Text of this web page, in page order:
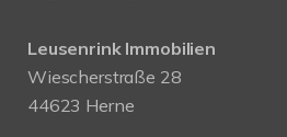
Leusenrink Immobilien
Wiescherstraße 28
44623 Herne